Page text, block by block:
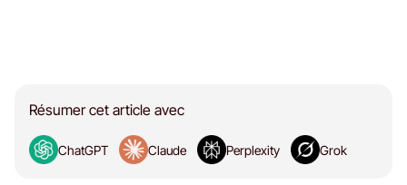
Résumer cet article avec
ChatGPT Claude Perplexity Grok